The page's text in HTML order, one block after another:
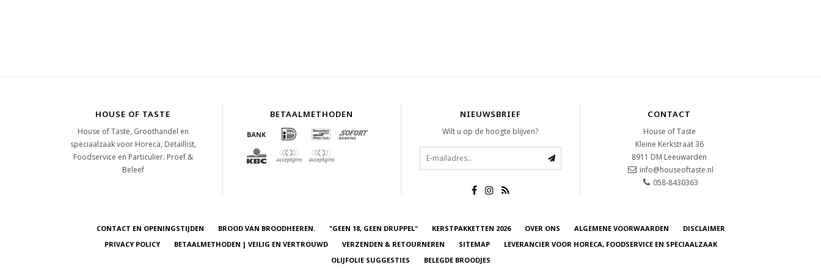
HOUSE OF TASTE
House of Taste, Groothandel en
speciaalzaak voor Horeca, Detaillist,
Foodservice en Particulier. Proef &
Beleef
BETAALMETHODEN NIEUWSBRIEF
Wilt u op de hoogte blijven?
CONTACT
House of Taste
Kleine Kerkstraat 36
8911 DM Leeuwarden
info@houseoftaste.nl
058-8430363
CONTACT EN OPENINGSTIJDEN BROOD VAN BROODHEEREN. "GEEN 18, GEEN DRUPPEL" KERSTPAKKETTEN 2026 OVER ONS ALGEMENE VOORWAARDEN
DISCLAIMER
PRIVACY POLICY
BETAALMETHODEN | VEILIG EN VERTROUWD VERZENDEN & RETOURNEREN SITEMAP
LEVERANCIER VOOR HORECA, FOODSERVICE EN SPECIAALZAAK
OLIJFOLIE SUGGESTIES
BELEGDE BROODJES